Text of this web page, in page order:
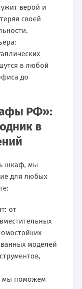
верой и
своей
в любой
до
РФ»:
в
шкаф, мы
для любых
от
моделей
мы поможем